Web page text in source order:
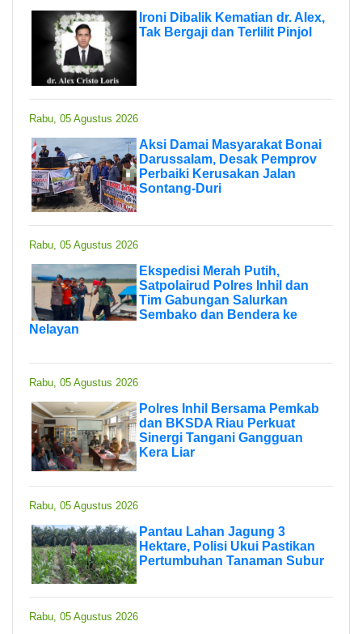
Ironi Dibalik Kematian dr. Alex,
Tak Bergaji dan Terlilit Pinjol
Rabu, 05 Agustus 2026
Aksi Damai Masyarakat Bonai
Darussalam, Desak Pemprov
Perbaiki Kerusakan Jalan
Sontang-Duri
Rabu, 05 Agustus 2026
Ekspedisi Merah Putih,
Satpolairud Polres Inhil dan
Tim Gabungan Salurkan
Sembako dan Bendera ke
Nelayan
Rabu, 05 Agustus 2026
Polres Inhil Bersama Pemkab
dan BKSDA Riau Perkuat
Sinergi Tangani Gangguan
Kera Liar
Rabu, 05 Agustus 2026
Pantau Lahan Jagung 3
Hektare, Polisi Ukui Pastikan
Pertumbuhan Tanaman Subur
Rabu, 05 Agustus 2026